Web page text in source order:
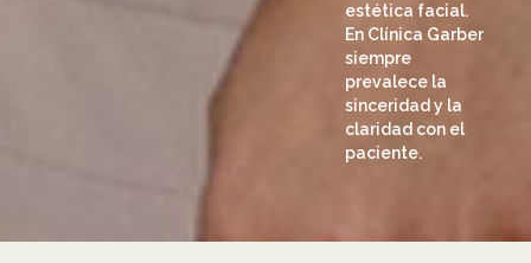
estética facial.
En Clínica Garber
siempre
prevalece la
sinceridad y la
claridad con el
paciente.